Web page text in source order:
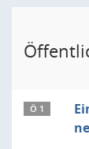
Ö 1